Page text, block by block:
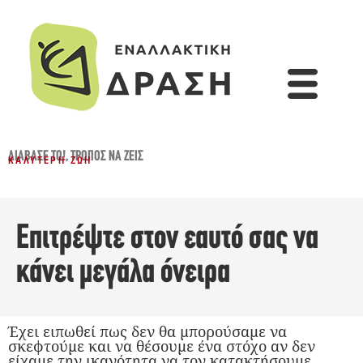
ΔΙΆΒΑΣΈ ΤΟ!,ΤΡΌΠΟΣ ΝΑ ΖΕΙΣ
ΚΑΛΎΤΕΡΗ ΖΩΉ
Επιτρέψτε στον εαυτό σας να
κάνει μεγάλα όνειρα
Έχει ειπωθεί πως δεν θα μπορούσαμε να
σκεφτούμε και να θέσουμε ένα στόχο αν δεν